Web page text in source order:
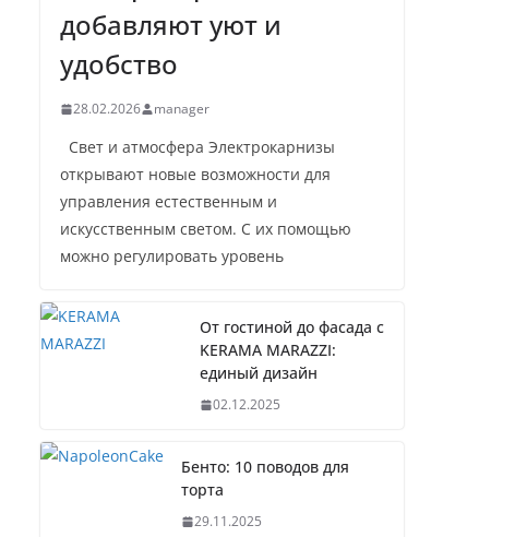
добавляют уют и
удобство
28.02.2026 manager
Свет и атмосфера Электрокарнизы
открывают новые возможности для
управления естественным и
искусственным светом. С их помощью
можно регулировать уровень
От гостиной до фасада с
KERAMA MARAZZI:
единый дизайн
02.12.2025
Бенто: 10 поводов для
торта
29.11.2025